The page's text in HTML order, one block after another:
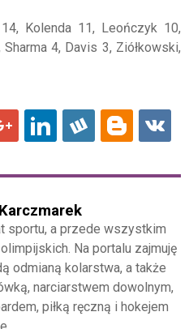
Kolenda 11, Leończyk 10,
4, Davis 3, Ziółkowski,
sportu, a przede wszystkim
Na portalu zajmuję
odmianą kolarstwa, a także
narciarstwem dowolnym,
piłką ręczną i hokejem